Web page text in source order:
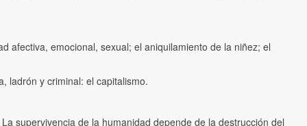
afectiva, emocional, sexual; el aniquilamiento de la niñez; el
ladrón y criminal: el capitalismo.
supervivencia de la humanidad depende de la destrucción del